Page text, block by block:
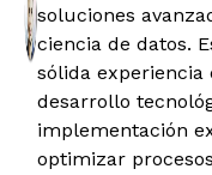
soluciones
ciencia de datos.
sólida experiencia
desarrollo
implementación
optimizar